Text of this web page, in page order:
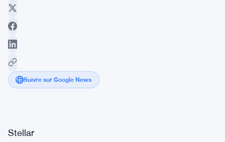
Suivre sur Google News
Stellar